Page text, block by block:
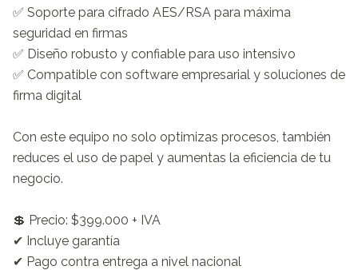
✅ Soporte para cifrado AES/RSA para máxima
seguridad en firmas
✅ Diseño robusto y confiable para uso intensivo
✅ Compatible con software empresarial y soluciones de
firma digital
Con este equipo no solo optimizas procesos, también
reduces el uso de papel y aumentas la eficiencia de tu
negocio.
💲 Precio: $399.000 + IVA
✔ Incluye garantía
✔ Pago contra entrega a nivel nacional